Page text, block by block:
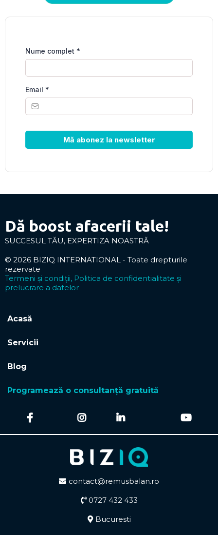
Nume complet *
Email *
Mă abonez la newsletter
Dă boost afacerii tale!
SUCCESUL TĂU, EXPERTIZA NOASTRĂ
© 2026 BIZIQ INTERNATIONAL - Toate drepturile
rezervate
Termeni și condiții, Politica de confidentialitate și
prelucrare a datelor
Acasă
Servicii
Blog
Programează o consultanță gratuită
contact@remusbalan.ro
0727 432 433
Bucuresti